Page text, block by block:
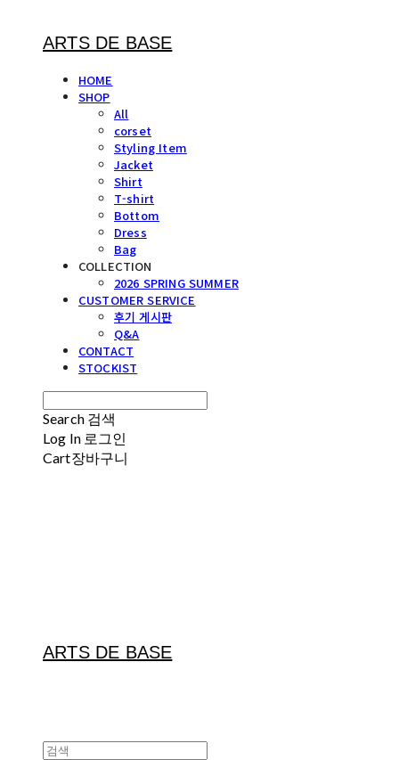
ARTS DE BASE
HOME
SHOP
All
corset
Styling Item
Jacket
Shirt
T-shirt
Bottom
Dress
Bag
COLLECTION
2026 SPRING SUMMER
CUSTOMER SERVICE
후기 게시판
Q&A
CONTACT
STOCKIST
Search 검색
Log In 로그인
Cart장바구니
ARTS DE BASE